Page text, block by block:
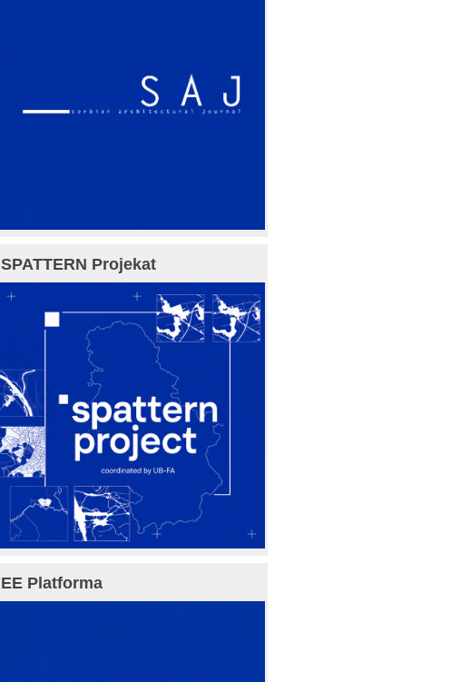
SPATTERN Projekat
EE Platforma